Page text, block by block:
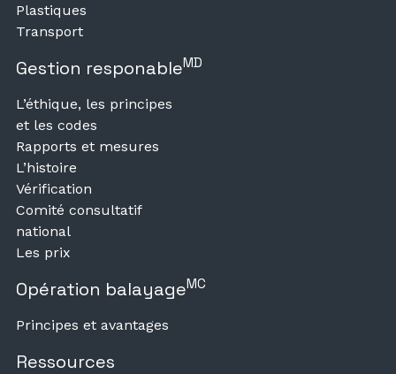
Plastiques
Transport
Gestion responableMD
L’éthique, les principes
et les codes
Rapports et mesures
L’histoire
Vérification
Comité consultatif
national
Les prix
Opération balayageMC
Principes et avantages
Ressources